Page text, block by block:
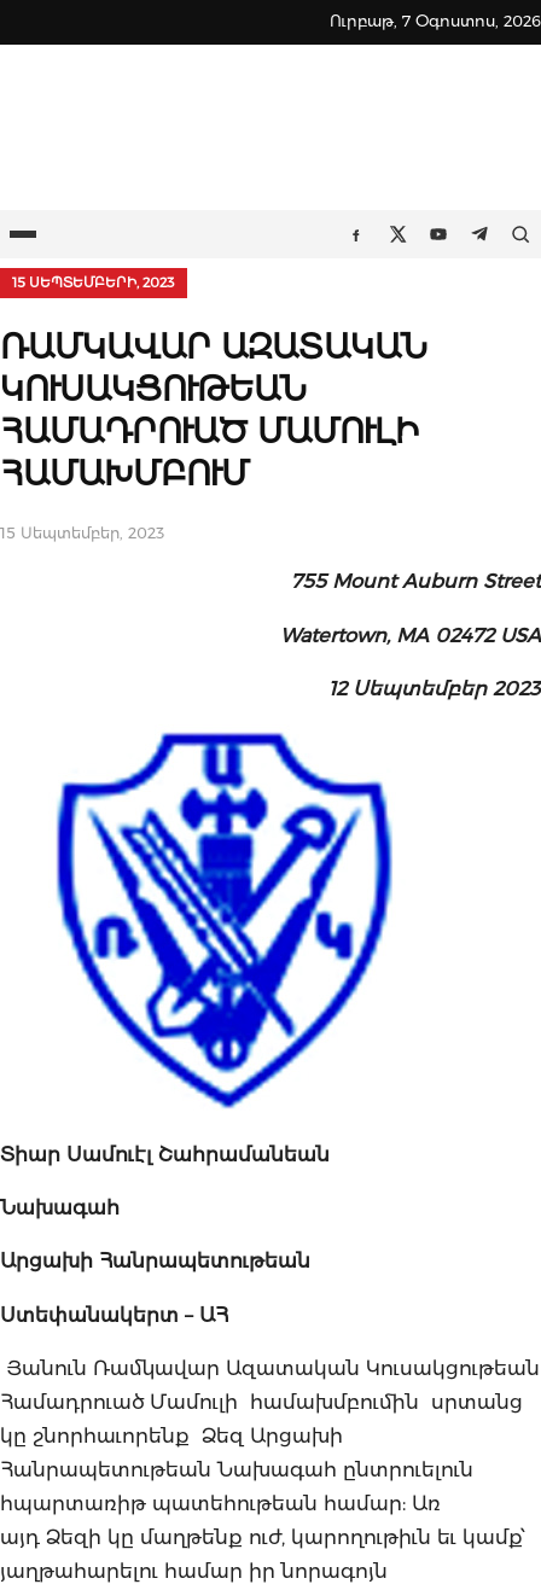
to
Ուրբաթ, 7 Օգոստոս, 2026
Ընտրացանկ Facebook
TwitterYoutube
15 ՍԵՊՏԵՄԲԵՐԻ, 2023
ՌԱՄԿԱՎԱՐ ԱԶԱՏԱԿԱՆ
ԿՈՒՍԱԿՑՈՒԹԵԱՆ
ՀԱՄԱԴՐՈՒԱԾ ՄԱՄՈՒԼԻ
ՀԱՄԱԽՄԲՈՒՄ
15 Սեպտեմբեր, 2023
755 Mount Auburn Street
Watertown, MA 02472 USA
12 Սեպտեմբեր 2023
Տիար Սամուէլ Շահրամանեան
Նախագահ
Արցախի Հանրապետութեան
Ստեփանակերտ – ԱՀ
Յանուն Ռամկավար Ազատական Կուսակցութեան
Համադրուած Մամուլի համախմբումին սրտանց
կը շնորհաւորենք Ձեզ Արցախի
Հանրապետութեան Նախագահ ընտրուելուն
հպարտառիթ պատեհութեան համար: Առ
այդ Ձեզի կը մաղթենք ուժ, կարողութիւն եւ կամք՝
յաղթահարելու համար իր նորագոյն